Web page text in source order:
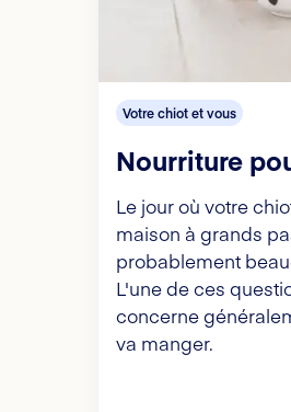
Votre chiot et vous
Nourriture
Le jour où votre
maison à grands
probablement
L'une de ces
concerne
va manger.